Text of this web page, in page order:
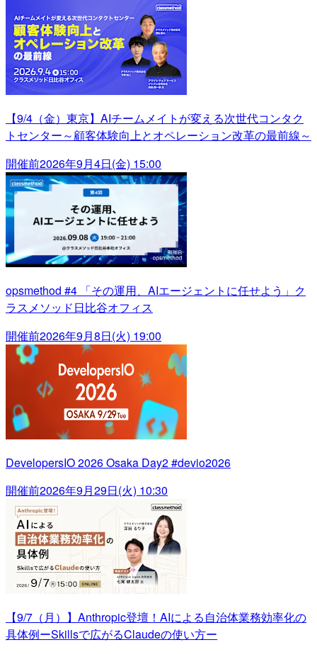
【9/4（金）東京】AIチームメイトが変える次世代コンタク
トセンター～顧客体験向上とオペレーション改革の最前線～
開催前2026年9月4日(金) 15:00
opsmethod #4 「その運用、AIエージェントに任せよう」ク
ラスメソッド日比谷オフィス
開催前2026年9月8日(火) 19:00
DevelopersIO 2026 Osaka Day2 #devio2026
開催前2026年9月29日(火) 10:30
【9/7（月）】Anthropic登壇！AIによる自治体業務効率化の
具体例ーSkillsで広がるClaudeの使い方ー